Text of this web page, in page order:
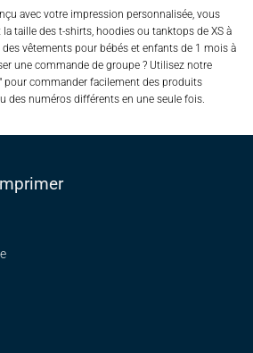
avec votre impression personnalisée, vous
taille des t-shirts, hoodies ou tanktops de XS à
vêtements pour bébés et enfants de 1 mois à
une commande de groupe ? Utilisez notre
commander facilement des produits
des numéros différents en une seule fois.